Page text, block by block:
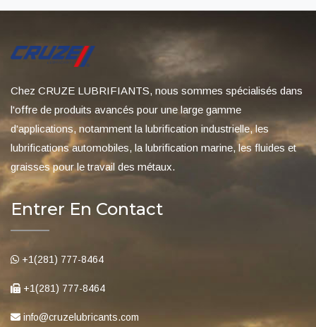
Chez CRUZE LUBRIFIANTS, nous sommes spécialisés dans
l'offre de produits avancés pour une large gamme
d'applications, notamment la lubrification industrielle, les
lubrifications automobiles, la lubrification marine, les fluides et
graisses pour le travail des métaux.
Entrer En Contact
+1(281) 777-8464
+1(281) 777-8464
info@cruzelubricants.com